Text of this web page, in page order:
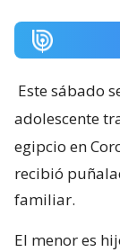
Este sábado
adolescente
egipcio en
recibió
familiar.
El menor es